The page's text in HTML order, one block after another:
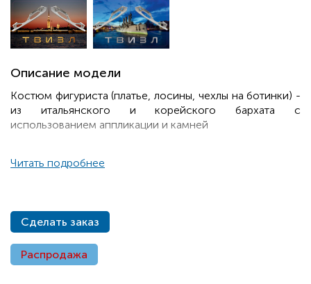
Описание модели
Костюм фигуриста (платье, лосины, чехлы на ботинки) -
из итальянского и корейского бархата с
использованием аппликации и камней
Читать подробнее
Сделать заказ
Распродажа